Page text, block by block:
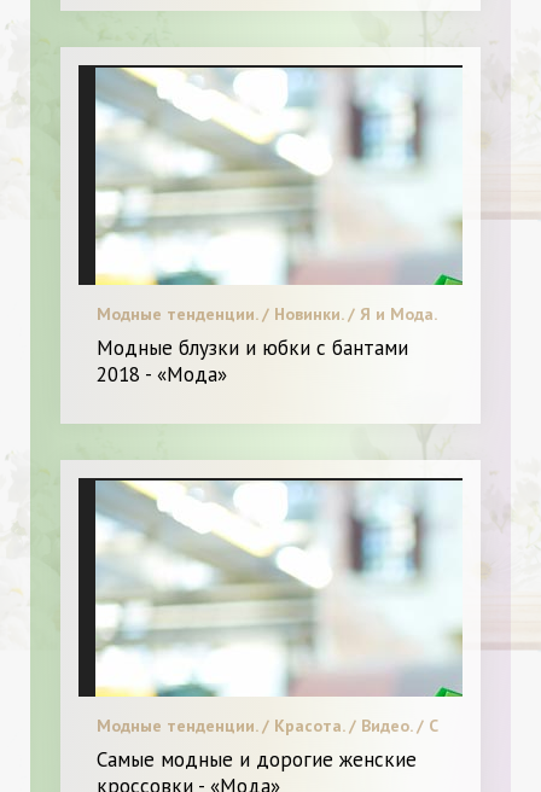
Модные тенденции. / Новинки. / Я и Мода.
Модные блузки и юбки с бантами
2018 - «Мода»
Модные тенденции. / Красота. / Видео. / С
чем носить. / Я и Мода.
Самые модные и дорогие женские
кроссовки - «Мода»